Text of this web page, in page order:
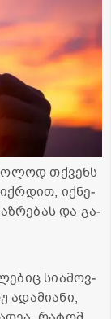
თქვენს
იქ­ნე­
და გა­
სი­ა­მოვ­
ადა­მი­ა­ნი,